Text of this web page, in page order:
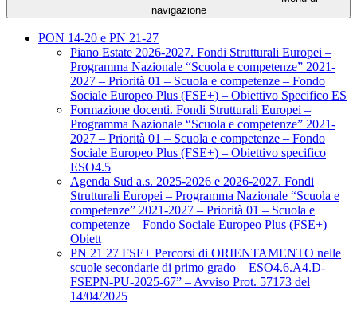
navigazione
PON 14-20 e PN 21-27
Piano Estate 2026-2027. Fondi Strutturali Europei –
Programma Nazionale “Scuola e competenze” 2021-
2027 – Priorità 01 – Scuola e competenze – Fondo
Sociale Europeo Plus (FSE+) – Obiettivo Specifico ES
Formazione docenti. Fondi Strutturali Europei –
Programma Nazionale “Scuola e competenze” 2021-
2027 – Priorità 01 – Scuola e competenze – Fondo
Sociale Europeo Plus (FSE+) – Obiettivo specifico
ESO4.5
Agenda Sud a.s. 2025-2026 e 2026-2027. Fondi
Strutturali Europei – Programma Nazionale “Scuola e
competenze” 2021-2027 – Priorità 01 – Scuola e
competenze – Fondo Sociale Europeo Plus (FSE+) –
Obiett
PN 21 27 FSE+ Percorsi di ORIENTAMENTO nelle
scuole secondarie di primo grado – ESO4.6.A4.D-
FSEPN-PU-2025-67” – Avviso Prot. 57173 del
14/04/2025